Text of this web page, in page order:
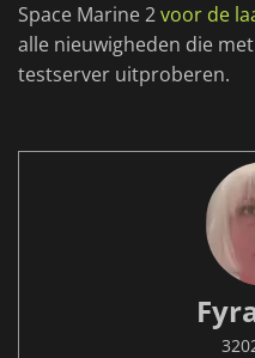
Space Marine 2voor de
alle nieuwigheden die
testserver uitproberen.